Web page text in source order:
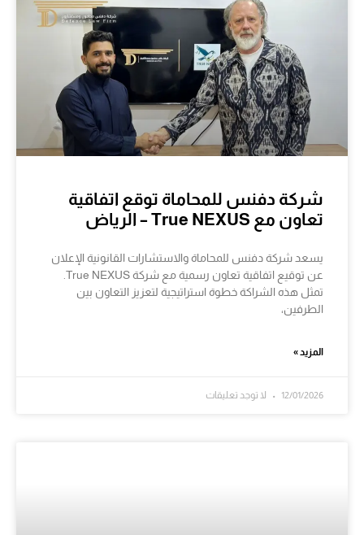
شركة دفنس للمحاماة توقع اتفاقية
تعاون مع True NEXUS – الرياض
يسعد شركة دفنس للمحاماة والاستشارات القانونية الإعلان
تمثل هذه الشراكة خطوة استراتيجية لتعزيز التعاون بين
الطرفين،
المزيد »
12/01/2026 لا توجد تعليقات